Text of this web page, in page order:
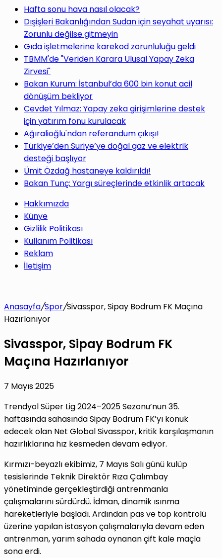
Hafta sonu hava nasıl olacak?
Dışişleri Bakanlığından Sudan için seyahat uyarısı:
Zorunlu değilse gitmeyin
Gıda işletmelerine karekod zorunluluğu geldi
TBMM'de "Veriden Karara Ulusal Yapay Zeka
Zirvesi"
Bakan Kurum: İstanbul’da 600 bin konut acil
dönüşüm bekliyor
Cevdet Yılmaz: Yapay zeka girişimlerine destek
için yatırım fonu kurulacak
Ağıralioğlu'ndan referandum çıkışı!
Türkiye’den Suriye’ye doğal gaz ve elektrik
desteği başlıyor
Ümit Özdağ hastaneye kaldırıldı!
Bakan Tunç: Yargı süreçlerinde etkinlik artacak
Hakkımızda
Künye
Gizlilik Politikası
Kullanım Politikası
Reklam
İletişim
Anasayfa/Spor/Sivasspor, Sipay Bodrum FK Maçına
Hazırlanıyor
Sivasspor, Sipay Bodrum FK
Maçına Hazırlanıyor
7 Mayıs 2025
Trendyol Süper Lig 2024–2025 Sezonu’nun 35.
haftasında sahasında Sipay Bodrum FK’yı konuk
edecek olan Net Global Sivasspor, kritik karşılaşmanın
hazırlıklarına hız kesmeden devam ediyor.
Kırmızı-beyazlı ekibimiz, 7 Mayıs Salı günü kulüp
tesislerinde Teknik Direktör Rıza Çalımbay
yönetiminde gerçekleştirdiği antrenmanla
çalışmalarını sürdürdü. İdman, dinamik ısınma
hareketleriyle başladı. Ardından pas ve top kontrolü
üzerine yapılan istasyon çalışmalarıyla devam eden
antrenman, yarım sahada oynanan çift kale maçla
sona erdi.